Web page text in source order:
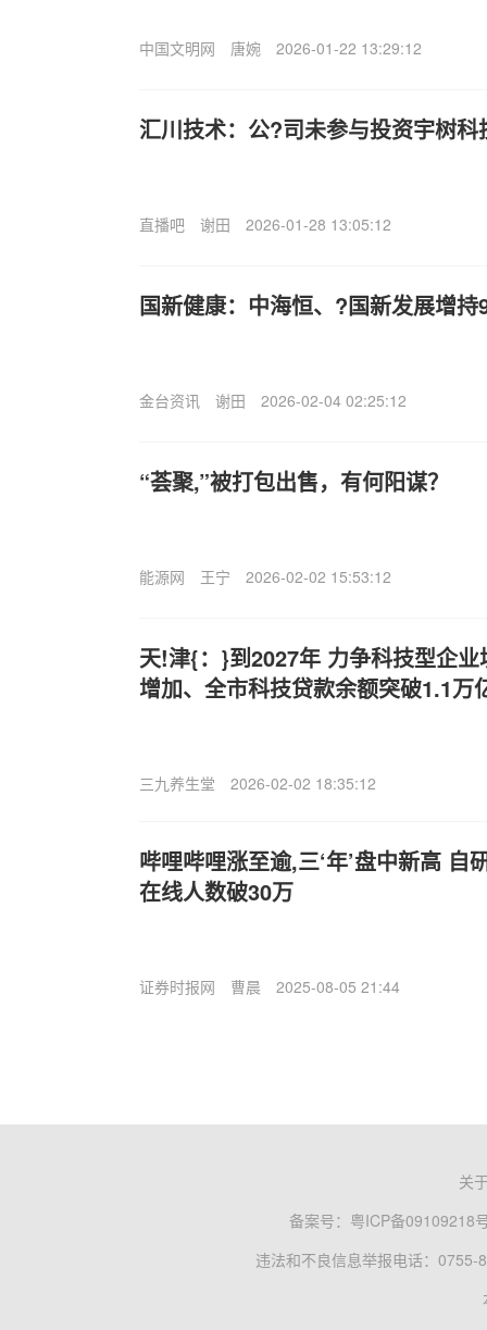
中国文明网 唐婉 2026-01-22 13:29:12
汇川技术：公?司未参与投资宇树科
直播吧 谢田 2026-01-28 13:05:12
国新健康：中海恒、?国新发展增
金台资讯 谢田 2026-02-04 02:25:12
“荟聚,”被打包出售，有何阳谋？
能源网 王宁 2026-02-02 15:53:12
天!津{：}到2027年 力争科技型企
增加、全市科技贷款余额突破1.1万
三九养生堂 2026-02-02 18:35:12
哔哩哔哩涨至逾,三‘年’盘中新高 自
在线人数破30万
证券时报网 曹晨 2025-08-05 21:44
关
备案号： 粤ICP备09109218
违法和不良信息举报电话：0755-